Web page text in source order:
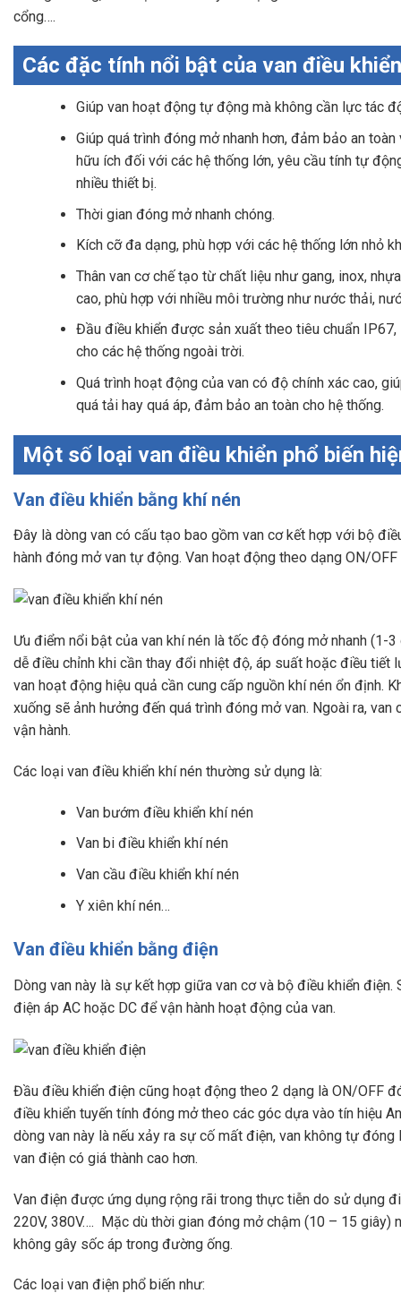
cổng….
Các đặc tính nổi bật của van điều khiển
Giúp van hoạt động tự động mà không cần lực tác
Giúp quá trình đóng mở nhanh hơn, đảm bảo an
hữu ích đối với các hệ thống lớn, yêu cầu tính tự
nhiều thiết bị.
Thời gian đóng mở nhanh chóng.
Kích cỡ đa dạng, phù hợp với các hệ thống lớn nhỏ
Thân van cơ chế tạo từ chất liệu như gang, inox,
cao, phù hợp với nhiều môi trường như nước thải,
Đầu điều khiển được sản xuất theo tiêu chuẩn
cho các hệ thống ngoài trời.
Quá trình hoạt động của van có độ chính xác cao,
quá tải hay quá áp, đảm bảo an toàn cho hệ thống.
Một số loại van điều khiển phổ biến
Van điều khiển bằng khí nén
Đây là dòng van có cấu tạo bao gồm van cơ kết hợp với bộ
hành đóng mở van tự động. Van hoạt động theo dạng ON/
Ưu điểm nổi bật của van khí nén là tốc độ đóng mở nhanh (1-
dễ điều chỉnh khi cần thay đổi nhiệt độ, áp suất hoặc điều tiết
van hoạt động hiệu quả cần cung cấp nguồn khí nén ổn định.
xuống sẽ ảnh hưởng đến quá trình đóng mở van. Ngoài ra, van
vận hành.
Các loại van điều khiển khí nén thường sử dụng là:
Van bướm điều khiển khí nén
Van bi điều khiển khí nén
Van cầu điều khiển khí nén
Y xiên khí nén…
Van điều khiển bằng điện
Dòng van này là sự kết hợp giữa van cơ và bộ điều khiển điện.
điện áp AC hoặc DC để vận hành hoạt động của van.
Đầu điều khiển điện cũng hoạt động theo 2 dạng là ON/OFF
điều khiển tuyến tính đóng mở theo các góc dựa vào tín hiệu
dòng van này là nếu xảy ra sự cố mất điện, van không tự đóng
van điện có giá thành cao hơn.
Van điện được ứng dụng rộng rãi trong thực tiễn do sử dụng
220V, 380V…. Mặc dù thời gian đóng mở chậm (10 – 15 giây)
không gây sốc áp trong đường ống.
Các loại van điện phổ biến như: